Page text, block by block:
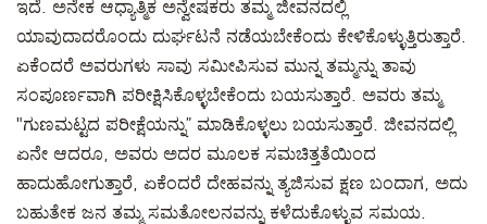
ಇದೆ. ಅನೇಕ ಆಧ್ಯಾತ್ಮಿಕ ಅನ್ವೇಷಕರು ತಮ್ಮ ಜೀವನದಲ್ಲಿ
ಯಾವುದಾದರೊಂದು ದುರ್ಘಟನೆ ನಡೆಯಬೇಕೆಂದು ಕೇಳಿಕೊಳ್ಳುತ್ತಿರುತ್ತಾರೆ.
ಏಕೆಂದರೆ ಅವರುಗಳು ಸಾವು ಸಮೀಪಿಸುವ ಮುನ್ನ ತಮ್ಮನ್ನು ತಾವು
ಸಂಪೂರ್ಣವಾಗಿ ಪರೀಕ್ಷಿಸಿಕೊಳ್ಳಬೇಕೆಂದು ಬಯಸುತ್ತಾರೆ. ಅವರು ತಮ್ಮ
"ಗುಣಮಟ್ಟದ ಪರೀಕ್ಷೆಯನ್ನು” ಮಾಡಿಕೊಳ್ಳಲು ಬಯಸುತ್ತಾರೆ. ಜೀವನದಲ್ಲಿ
ಏನೇ ಆದರೂ, ಅವರು ಅದರ ಮೂಲಕ ಸಮಚಿತ್ತತೆಯಿಂದ
ಹಾದುಹೋಗುತ್ತಾರೆ, ಏಕೆಂದರೆ ದೇಹವನ್ನು ತ್ಯಜಿಸುವ ಕ್ಷಣ ಬಂದಾಗ, ಅದು
ಬಹುತೇಕ ಜನ ತಮ್ಮ ಸಮತೋಲನವನ್ನು ಕಳೆದುಕೊಳ್ಳುವ ಸಮಯ.